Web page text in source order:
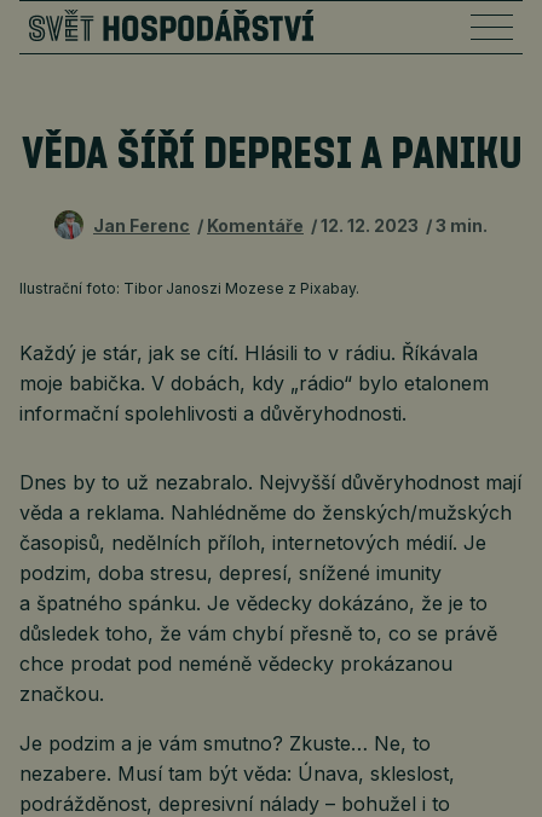
VĚDA ŠÍŘÍ DEPRESI A PANIKU
Jan Ferenc Komentáře 12. 12. 2023 3 min.
Ilustrační foto: Tibor Janoszi Mozese z Pixabay.
Každý je stár, jak se cítí. Hlásili to v rádiu. Říkávala
moje babička. V dobách, kdy „rádio“ bylo etalonem
informační spolehlivosti a důvěryhodnosti.
Dnes by to už nezabralo. Nejvyšší důvěryhodnost mají
věda a reklama. Nahlédněme do ženských/mužských
časopisů, nedělních příloh, internetových médií. Je
podzim, doba stresu, depresí, snížené imunity
a špatného spánku. Je vědecky dokázáno, že je to
důsledek toho, že vám chybí přesně to, co se právě
chce prodat pod neméně vědecky prokázanou
značkou.
Je podzim a je vám smutno? Zkuste… Ne, to
nezabere. Musí tam být věda: Únava, skleslost,
podrážděnost, depresivní nálady – bohužel i to